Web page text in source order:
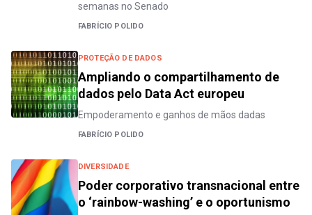
semanas no Senado
FABRÍCIO POLIDO
PROTEÇÃO DE DADOS
Ampliando o compartilhamento de
dados pelo Data Act europeu
Empoderamento e ganhos de mãos dadas
FABRÍCIO POLIDO
DIVERSIDADE
Poder corporativo transnacional entre
o ‘rainbow-washing’ e o oportunismo